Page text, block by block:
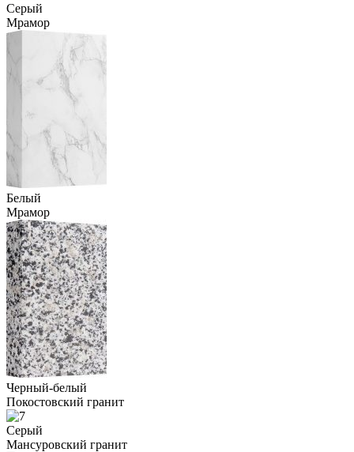
Серый
Мрамор
Белый
Мрамор
Черный-белый
Покостовский гранит
Серый
Мансуровский гранит